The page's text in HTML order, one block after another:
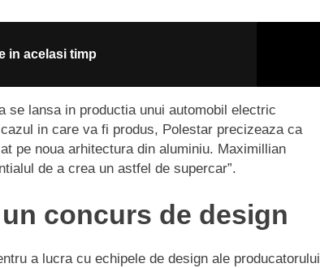
in acelasi timp
se lansa in productia unui automobil electric
in care va fi produs, Polestar precizeaza ca
pe noua arhitectura din aluminiu. Maximillian
de a crea un astfel de supercar”.
concurs de design
a lucra cu echipele de design ale producatorului